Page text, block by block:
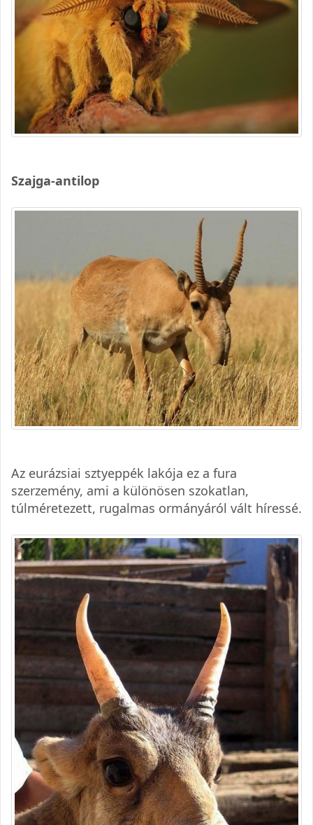
Szajga-antilop
Az eurázsiai sztyeppék lakója ez a fura
szerzemény, ami a különösen szokatlan,
túlméretezett, rugalmas ormányáról vált híressé.